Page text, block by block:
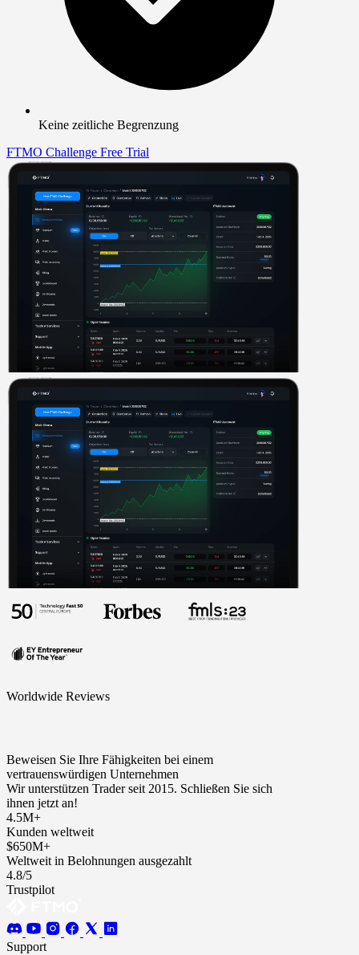
Keine zeitliche Begrenzung
FTMO Challenge Free Trial
Worldwide Reviews
Beweisen Sie Ihre Fähigkeiten bei einem
vertrauenswürdigen Unternehmen
Wir unterstützen Trader seit 2015. Schließen Sie sich
ihnen jetzt an!
4.5M+
Kunden weltweit
$650M+
Weltweit in Belohnungen ausgezahlt
4.8/5
Trustpilot
Support